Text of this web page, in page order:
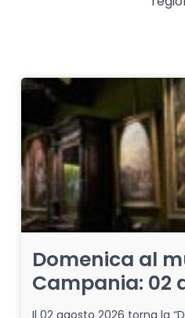
Domenica al
Campania: 02
Il 02 agosto 2026 torna la